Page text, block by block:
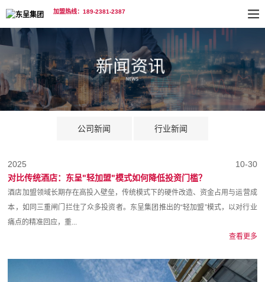
加盟热线：189-2381-2387
公司新闻 行业新闻
10-30
2025
对比传统酒店：东呈"轻加盟"模式如何降低投资门槛？
酒店加盟领域长期存在高投入壁垒，传统模式下的硬件改造、资金占用与运营成
本，如同三重闸门拦住了众多投资者。东呈集团推出的“轻加盟”模式，以对行业
痛点的精准回应，重...
查看更多